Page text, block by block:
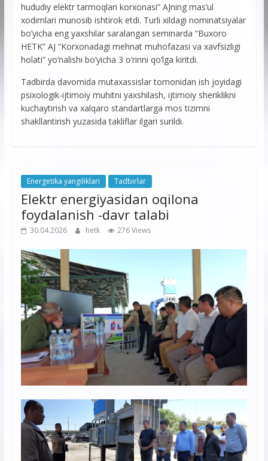
hududiy elektr tarmoqlari korxonasi” AJning mas’ul
xodimlari munosib ishtirok etdi. Turli xildagi nominatsiyalar
bo’yicha eng yaxshilar saralangan seminarda “Buxoro
HETK” AJ “Korxonadagi mehnat muhofazasi va xavfsizligi
holati” yo’nalishi bo’yicha 3 o’rinni qo’lga kiritdi.
Tadbirda davomida mutaxassislar tomonidan ish joyidagi
psixologik-ijtimoiy muhitni yaxshilash, ijtimoiy sheriklikni
kuchaytirish va xalqaro standartlarga mos tizimni
shakllantirish yuzasida takliflar ilgari surildi.
Energetika yangiliklari Tadbirlar
Elektr energiyasidan oqilona
foydalanish -davr talabi
30.04.2026 hetk 276 Views